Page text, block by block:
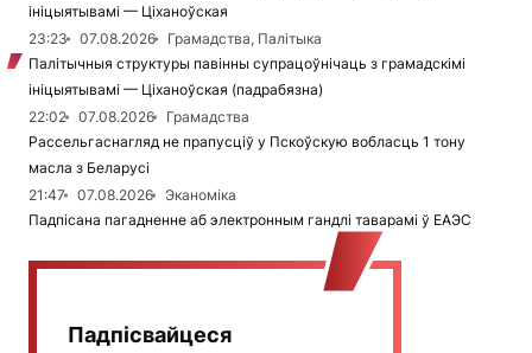
ініцыятывамі — Ціханоўская
23:23
07.08.2026
Грамадства, Палітыка
Палітычныя структуры павінны супрацоўнічаць з грамадскімі
ініцыятывамі — Ціханоўская (падрабязна)
22:02
07.08.2026
Грамадства
Рассельгаснагляд не прапусціў у Пскоўскую вобласць 1 тону
масла з Беларусі
21:47
07.08.2026
Эканоміка
Падпісана пагадненне аб электронным гандлі таварамі ў ЕАЭС
Падпісвайцеся